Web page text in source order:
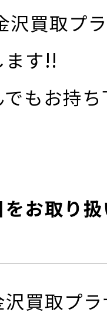
沢買取プ
す!!
でもお持
お取り
買取プラ